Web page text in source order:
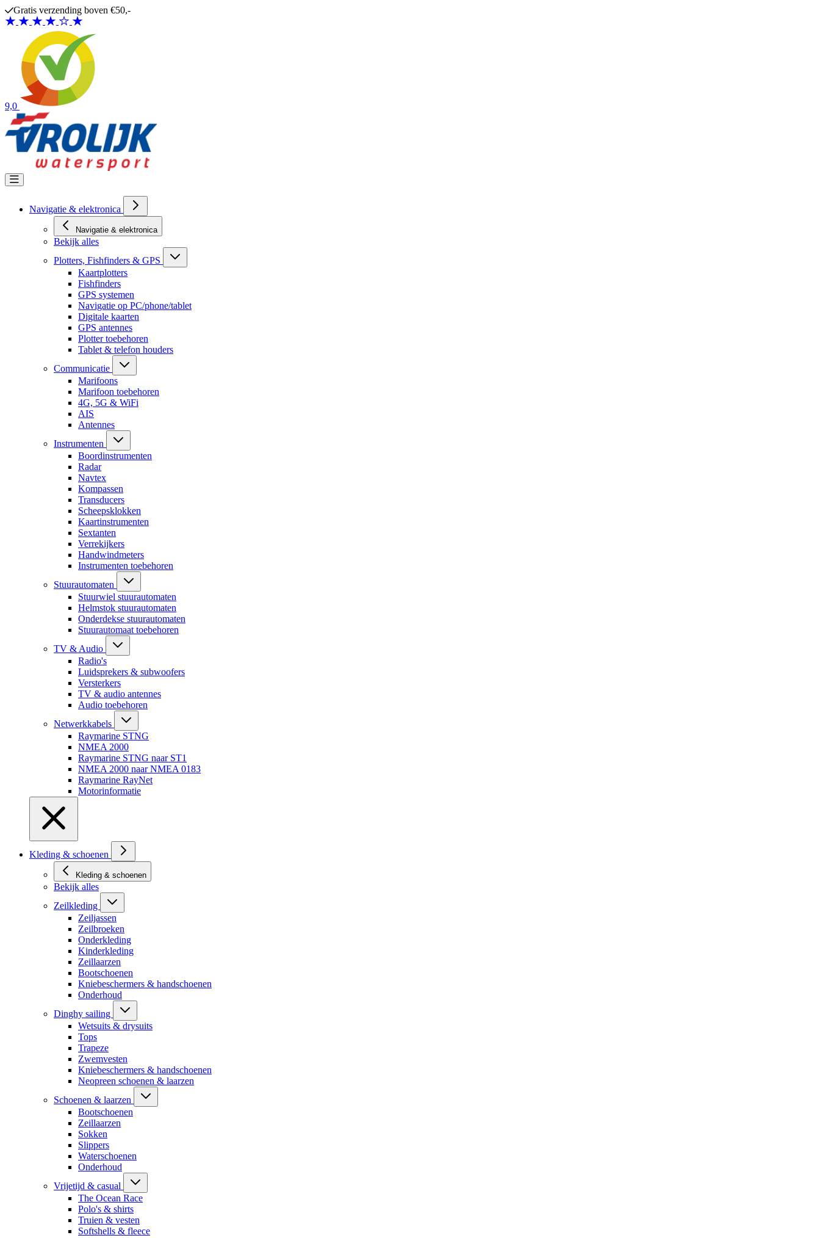
Ga naar de inhoud
Gratis verzending boven €50,-
9,0
Navigatie & elektronica
Navigatie & elektronica
Bekijk alles
Plotters, Fishfinders & GPS
Kaartplotters
Fishfinders
GPS systemen
Navigatie op PC/phone/tablet
Digitale kaarten
GPS antennes
Plotter toebehoren
Tablet & telefon houders
Communicatie
Marifoons
Marifoon toebehoren
4G, 5G & WiFi
AIS
Antennes
Instrumenten
Boordinstrumenten
Radar
Navtex
Kompassen
Transducers
Scheepsklokken
Kaartinstrumenten
Sextanten
Verrekijkers
Handwindmeters
Instrumenten toebehoren
Stuurautomaten
Stuurwiel stuurautomaten
Helmstok stuurautomaten
Onderdekse stuurautomaten
Stuurautomaat toebehoren
TV & Audio
Radio's
Luidsprekers & subwoofers
Versterkers
TV & audio antennes
Audio toebehoren
Netwerkkabels
Raymarine STNG
NMEA 2000
Raymarine STNG naar ST1
NMEA 2000 naar NMEA 0183
Raymarine RayNet
Motorinformatie
Kleding & schoenen
Kleding & schoenen
Bekijk alles
Zeilkleding
Zeiljassen
Zeilbroeken
Onderkleding
Kinderkleding
Zeillaarzen
Bootschoenen
Kniebeschermers & handschoenen
Onderhoud
Dinghy sailing
Wetsuits & drysuits
Tops
Trapeze
Zwemvesten
Kniebeschermers & handschoenen
Neopreen schoenen & laarzen
Schoenen & laarzen
Bootschoenen
Zeillaarzen
Sokken
Slippers
Waterschoenen
Onderhoud
Vrijetijd & casual
The Ocean Race
Polo's & shirts
Truien & vesten
Softshells & fleece